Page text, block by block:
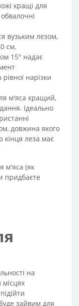
кращі для
вузьким лезом,
см.
15° надає
нарізки
м'яса кращий,
Ідеально
довжина якого
леза має
м'яса (як
придбаєте
на
зайвим для